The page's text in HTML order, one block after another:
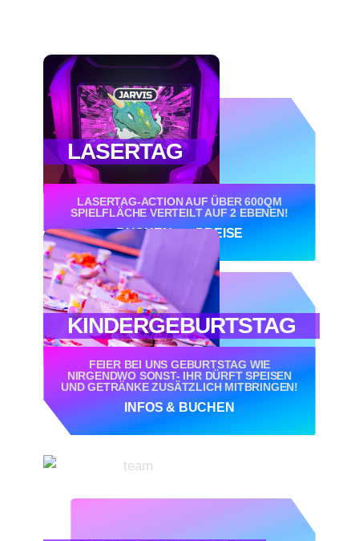
LASERTAG
LASERTAG-ACTION AUF ÜBER 600QM
SPIELFLÄCHE VERTEILT AUF 2 EBENEN!
BUCHEN PREISE
KINDERGEBURTSTAG
FEIER BEI UNS GEBURTSTAG WIE
NIRGENDWO SONST- IHR DÜRFT SPEISEN
UND GETRÄNKE ZUSÄTZLICH MITBRINGEN!
INFOS & BUCHEN